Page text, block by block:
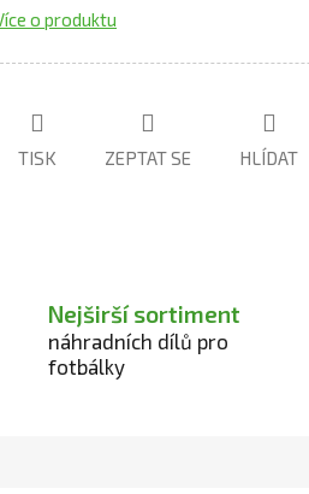
o produktu
TISK ZEPTAT SE HLÍDAT
Nejširší sortiment
náhradních dílů pro
fotbálky